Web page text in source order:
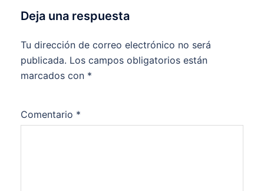
Deja una respuesta
Tu dirección de correo electrónico no será
publicada. Los campos obligatorios están
marcados con *
Comentario *